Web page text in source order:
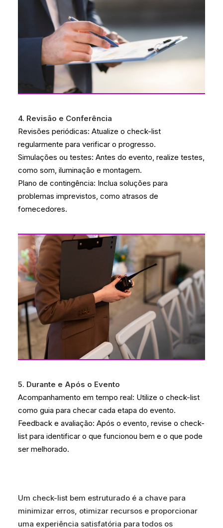
4. Revisão e Conferência
Revisões periódicas: Atualize o check-list
regularmente para verificar o progresso.
Simulações ou testes: Antes do evento, realize testes,
como som, iluminação e montagem.
Plano de contingência: Inclua soluções para
problemas imprevistos, como atrasos de
fornecedores.
5. Durante e Após o Evento
Acompanhamento em tempo real: Utilize o check-list
como guia para checar cada etapa do evento.
Feedback e avaliação: Após o evento, revise o check-
list para identificar o que funcionou bem e o que pode
ser melhorado.
Um check-list bem estruturado é a chave para
minimizar erros, otimizar recursos e proporcionar
uma experiência satisfatória para todos os